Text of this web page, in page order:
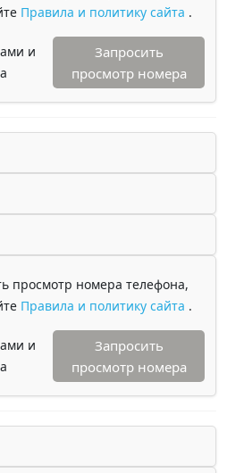
Правила и политику сайта .
и
Запросить
просмотр номера
просмотр номера телефона,
Правила и политику сайта .
и
Запросить
просмотр номера